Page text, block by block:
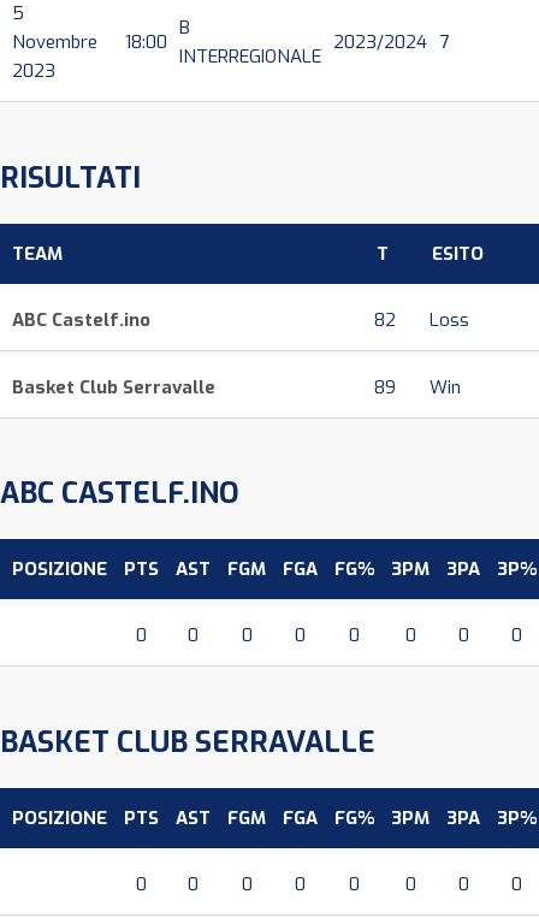
5
Novembre
2023
18:00
B
INTERREGIONALE
2023/2024 7
RISULTATI
TEAM T ESITO
ABC Castelf.ino 82 Loss
Basket Club Serravalle 89 Win
ABC CASTELF.INO
POSIZIONE PTS AST FGM FGA FG% 3PM 3PA 3P%
0 0 0 0 0 0 0 0
BASKET CLUB SERRAVALLE
POSIZIONE PTS AST FGM FGA FG% 3PM 3PA 3P%
0 0 0 0 0 0 0 0